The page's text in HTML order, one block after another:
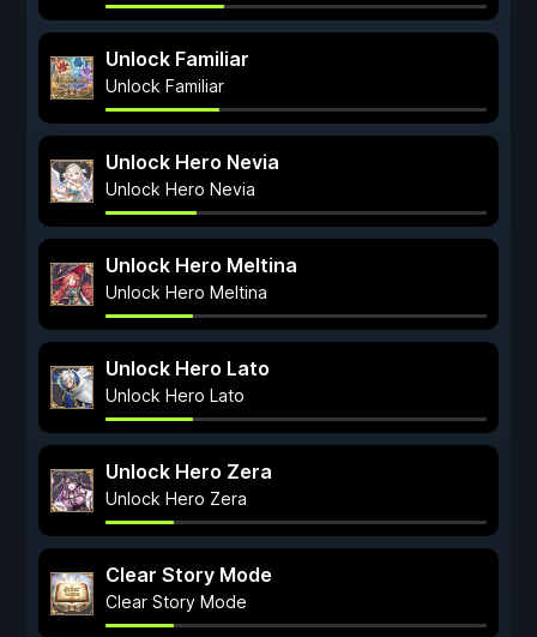
Unlock Familiar
Unlock Familiar
Unlock Hero Nevia
Unlock Hero Nevia
Unlock Hero Meltina
Unlock Hero Meltina
Unlock Hero Lato
Unlock Hero Lato
Unlock Hero Zera
Unlock Hero Zera
Clear Story Mode
Clear Story Mode